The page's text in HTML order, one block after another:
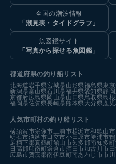
全国の潮汐情報
「潮見表・タイドグラフ」
魚図鑑サイト
「写真から探せる魚図鑑」
都道府県の釣り船リスト
北海道岩手県宮城県山形県福島県東
新潟県富山県石川県福井県愛知県静
京都府広島県岡山県山口県鳥取県島根
福岡県佐賀県長崎県熊本県大分県鹿
人気市町村の釣り船リスト
横須賀市宗像市三浦市横浜市和歌山市
明石市淡路市 日立市小田原市勝浦市
足柄下郡真鶴町館山市知多郡南知多町
日高郡印南町鎌倉市酒田市加古川市
広島市賀茂郡南伊豆町南あわじ市市川